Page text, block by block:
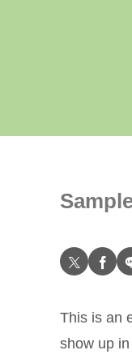
This is an
show up